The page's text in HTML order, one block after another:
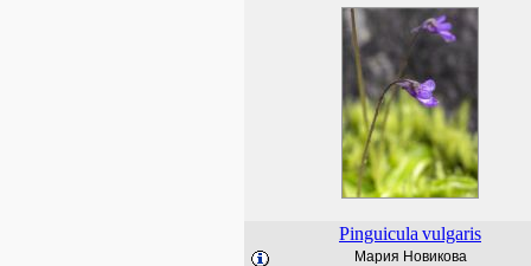
Pinguicula vulgaris
Мария Новикова